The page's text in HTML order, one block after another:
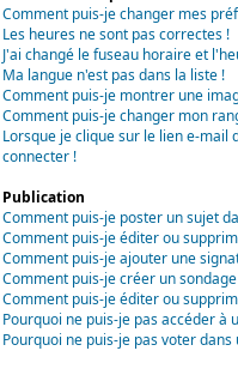
Comment puis-je changer mes
Les heures ne sont pas correctes !
J'ai changé le fuseau horaire et
Ma langue n'est pas dans la liste !
Comment puis-je montrer une
Comment puis-je changer mon
Lorsque je clique sur le lien e-mail
connecter !
Publication
Comment puis-je poster un sujet
Comment puis-je éditer ou
Comment puis-je ajouter une
Comment puis-je créer un sondage
Comment puis-je éditer ou
Pourquoi ne puis-je pas accéder à
Pourquoi ne puis-je pas voter dans